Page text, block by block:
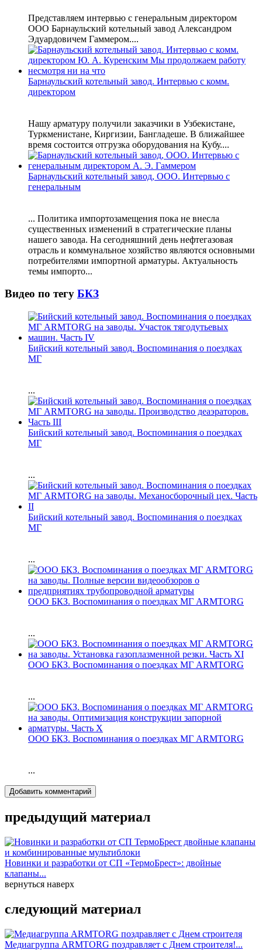
Представляем интервью с генеральным директором
ООО Барнаульский котельный завод Александром
Эдуардовичем Гаммером....
Барнаульский котельный завод. Интервью с комм.
директором
Нашу арматуру получили заказчики в Узбекистане,
Туркменистане, Киргизии, Бангладеше. В ближайшее
время состоится отгрузка оборудования на Кубу....
Барнаульский котельный завод, ООО. Интервью с
генеральным
... Политика импортозамещения пока не внесла
существенных изменений в стратегические планы
нашего завода. На сегодняшний день нефтегазовая
отрасль и коммунальное хозяйство являются основными
потребителями импортной арматуры. Актуальность
темы импорто...
Видео по тегу БКЗ
Бийский котельный завод. Воспоминания о поездках
МГ
...
Бийский котельный завод. Воспоминания о поездках
МГ
...
Бийский котельный завод. Воспоминания о поездках
МГ
...
ООО БКЗ. Воспоминания о поездках МГ ARMTORG
...
ООО БКЗ. Воспоминания о поездках МГ ARMTORG
...
ООО БКЗ. Воспоминания о поездках МГ ARMTORG
...
Добавить комментарий
предыдущий материал
Новинки и разработки от СП «ТермоБрест»: двойные
клапаны...
вернуться наверх
следующий материал
Медиагруппа ARMTORG поздравляет с Днем строителя!...